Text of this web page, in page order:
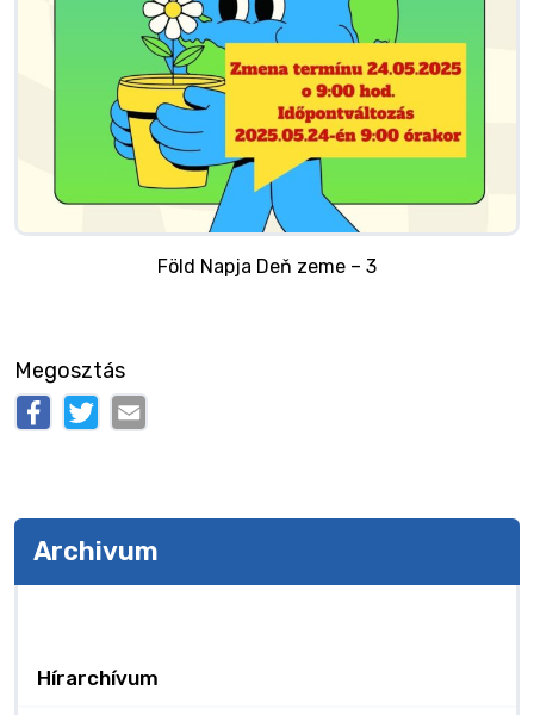
Föld Napja Deň zeme – 3
Megosztás
Archivum
Hírarchívum